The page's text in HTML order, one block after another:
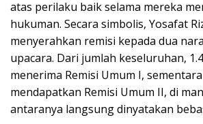
atas perilaku baik selama mereka
hukuman. Secara simbolis, Yosafat
menyerahkan remisi kepada dua
upacara. Dari jumlah keseluruhan,
menerima Remisi Umum I,
mendapatkan Remisi Umum II, di
antaranya langsung dinyatakan